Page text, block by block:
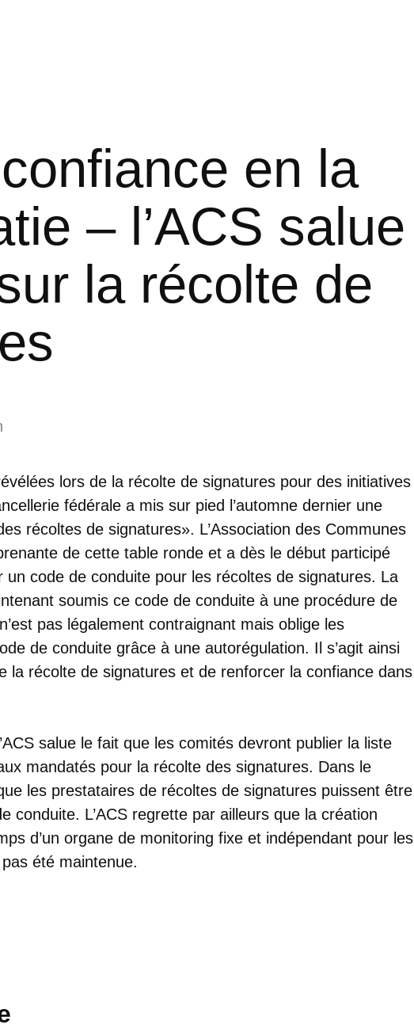
en la
– l’ACS salue
la récolte de
lors de la récolte de signatures pour des initiatives
fédérale a mis sur pied l’automne dernier une
récoltes de signatures». L’Association des Communes
de cette table ronde et a dès le début participé
un code de conduite pour les récoltes de signatures. La
soumis ce code de conduite à une procédure de
pas légalement contraignant mais oblige les
de conduite grâce à une autorégulation. Il s’agit ainsi
la récolte de signatures et de renforcer la confiance dans
salue le fait que les comités devront publier la liste
mandatés pour la récolte des signatures. Dans le
les prestataires de récoltes de signatures puissent être
conduite. L’ACS regrette par ailleurs que la création
d’un organe de monitoring fixe et indépendant pour les
été maintenue.